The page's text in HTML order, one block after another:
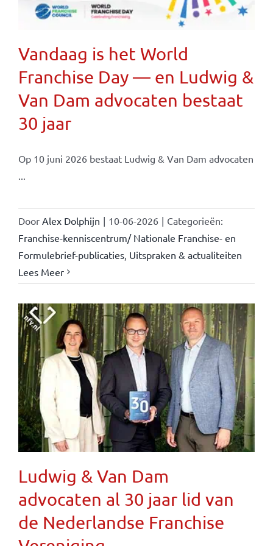
Vandaag is het World
Franchise Day — en Ludwig &
Van Dam advocaten bestaat
30 jaar
Op 10 juni 2026 bestaat Ludwig & Van Dam advocaten
Door Alex Dolphijn | 10-06-2026 | Categorieën:
Franchise-kenniscentrum/ Nationale Franchise- en
Formulebrief-publicaties, Uitspraken & actualiteiten
Lees Meer
Ludwig & Van Dam
advocaten al 30 jaar lid van
de Nederlandse Franchise